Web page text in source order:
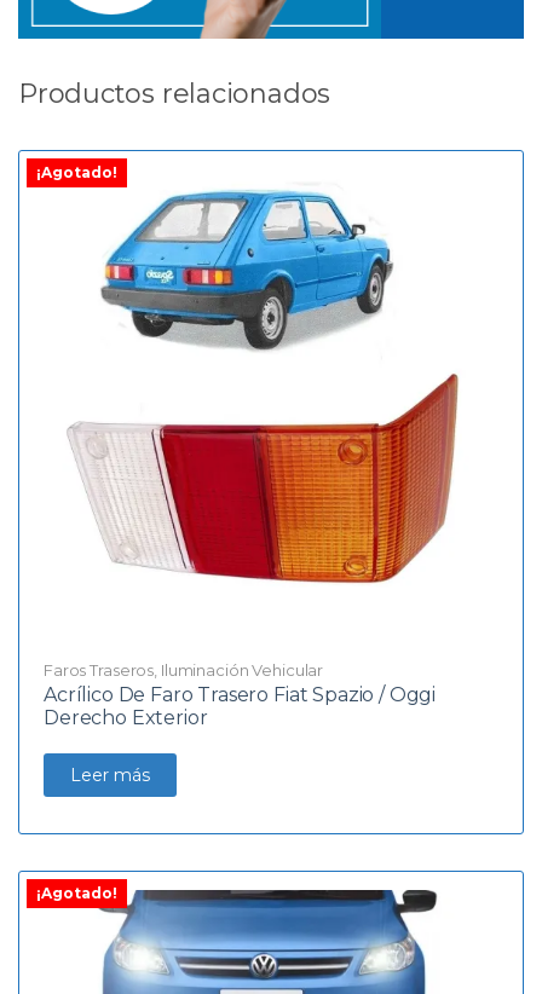
Productos relacionados
¡Agotado!
Faros Traseros Iluminación Vehicular
Acrílico De Faro Trasero Fiat Spazio / Oggi
Derecho Exterior
Leer más
¡Agotado!